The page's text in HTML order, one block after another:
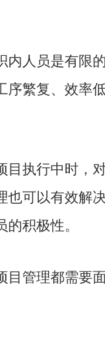
内人员是有限
繁复、效率低
目执行中时，
也可以有效解
积极性。
目管理都需要